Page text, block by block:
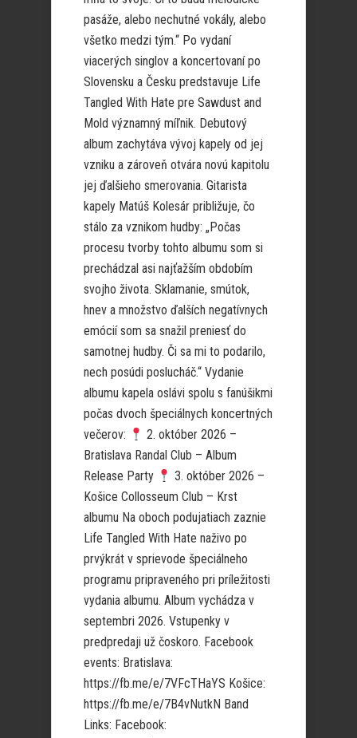
pasáže, alebo nechutné vokály, alebo
všetko medzi tým.“ Po vydaní
viacerých singlov a koncertovaní po
Slovensku a Česku predstavuje Life
Tangled With Hate pre Sawdust and
Mold významný míľnik. Debutový
album zachytáva vývoj kapely od jej
vzniku a zároveň otvára novú kapitolu
jej ďalšieho smerovania. Gitarista
kapely Matúš Kolesár približuje, čo
stálo za vznikom hudby: „Počas
procesu tvorby tohto albumu som si
prechádzal asi najťažším obdobím
svojho života. Sklamanie, smútok,
hnev a množstvo ďalších negatívnych
emócií som sa snažil preniesť do
samotnej hudby. Či sa mi to podarilo,
nech posúdi poslucháč.“ Vydanie
albumu kapela oslávi spolu s fanúšikmi
počas dvoch špeciálnych koncertných
večerov:
2. október 2026 –
Bratislava Randal Club – Album
Release Party
3. október 2026 –
Košice Collosseum Club – Krst
albumu Na oboch podujatiach zaznie
Life Tangled With Hate naživo po
prvýkrát v sprievode špeciálneho
programu pripraveného pri príležitosti
vydania albumu. Album vychádza v
septembri 2026. Vstupenky v
predpredaji už čoskoro. Facebook
events: Bratislava:
https://fb.me/e/7VFcTHaYS Košice:
https://fb.me/e/7B4vNutkN Band
Links: Facebook: